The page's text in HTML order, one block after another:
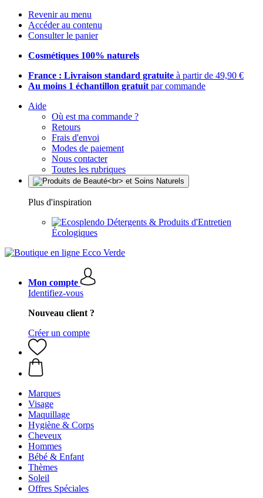
Revenir au menu
Accéder au contenu
Consulter le panier
Cosmétiques 100% naturels
France : Livraison standard gratuite à partir de 49,90 €
Au moins 1 échantillon gratuit par commande
Aide
Où est ma commande ?
Retours
Frais d'envoi
Modes de paiement
Nous contacter
Toutes les rubriques
Plus d'inspiration
Détergents & Produits d'Entretien
Écologiques
Mon compte
Identifiez-vous
Nouveau client ?
Créer un compte
Marques
Visage
Maquillage
Hygiène & Corps
Cheveux
Hommes
Bébé & Enfant
Thèmes
Soleil
Offres Spéciales